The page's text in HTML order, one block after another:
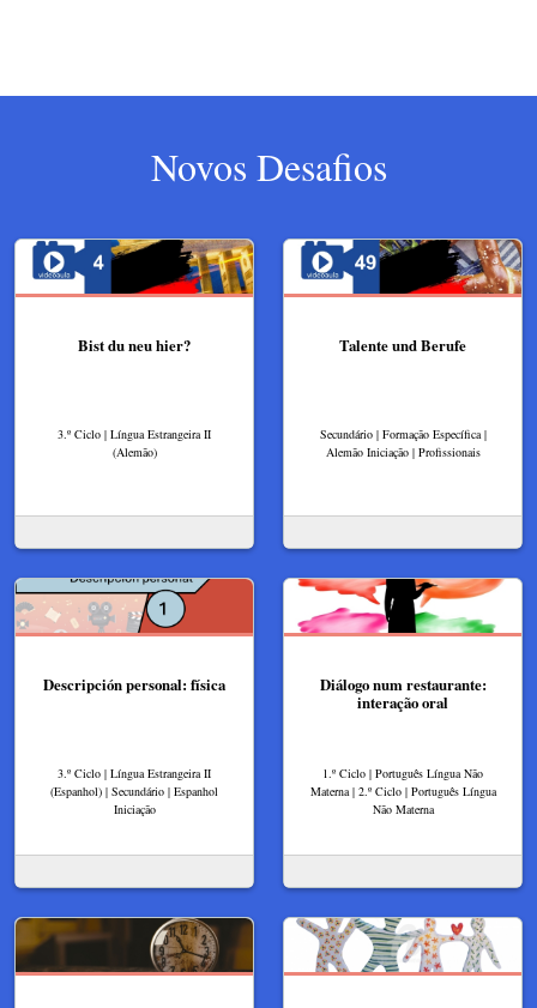
Novos Desafios
Bist du neu hier?
3.º Ciclo | Língua Estrangeira II
(Alemão)
Talente und Berufe
Secundário | Formação Específica |
Alemão Iniciação | Profissionais
Descripción personal: física
3.º Ciclo | Língua Estrangeira II
(Espanhol) | Secundário | Espanhol
Iniciação
Diálogo num restaurante:
interação oral
1.º Ciclo | Português Língua Não
Materna | 2.º Ciclo | Português Língua
Não Materna